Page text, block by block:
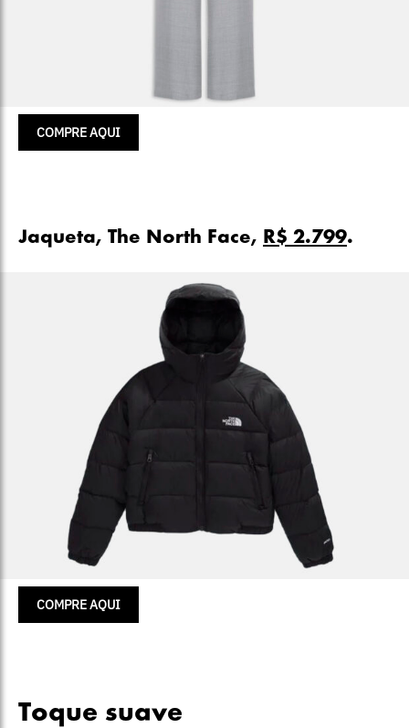
COMPRE AQUI
Jaqueta, The North Face, R$ 2.799.
COMPRE AQUI
Toque suave